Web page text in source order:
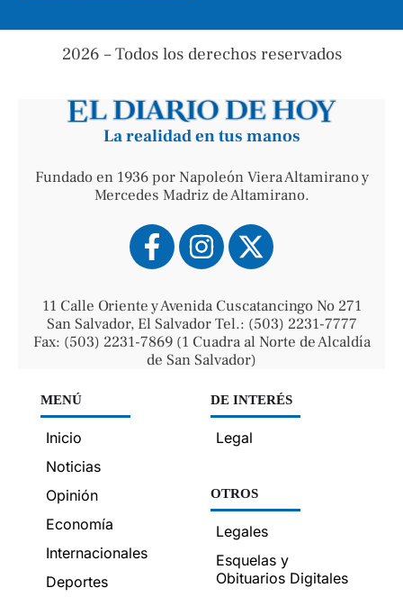
2026 – Todos los derechos reservados
La realidad en tus manos
Fundado en 1936 por Napoleón Viera Altamirano y
Mercedes Madriz de Altamirano.
11 Calle Oriente y Avenida Cuscatancingo No 271
San Salvador, El Salvador Tel.: (503) 2231-7777
Fax: (503) 2231-7869 (1 Cuadra al Norte de Alcaldía
de San Salvador)
MENÚ
Inicio
Noticias
Opinión
Economía
Internacionales
Deportes
DE INTERÉS
Legal
OTROS
Legales
Esquelas y
Obituarios Digitales